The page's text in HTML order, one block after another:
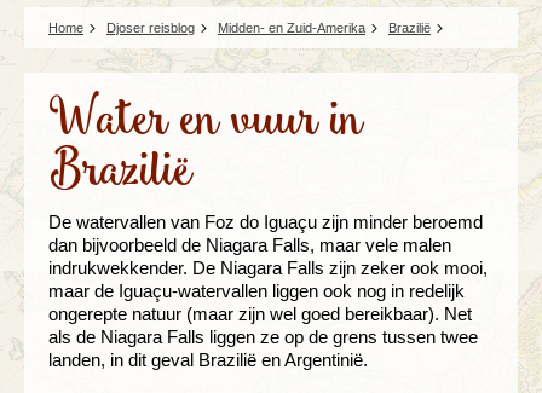
Home Djoser reisblog Midden- en Zuid-Amerika Brazilië
Water en vuur in
Brazilië
De watervallen van Foz do Iguaçu zijn minder beroemd
dan bijvoorbeeld de Niagara Falls, maar vele malen
indrukwekkender. De Niagara Falls zijn zeker ook mooi,
maar de Iguaçu-watervallen liggen ook nog in redelijk
ongerepte natuur (maar zijn wel goed bereikbaar). Net
als de Niagara Falls liggen ze op de grens tussen twee
landen, in dit geval Brazilië en Argentinië.